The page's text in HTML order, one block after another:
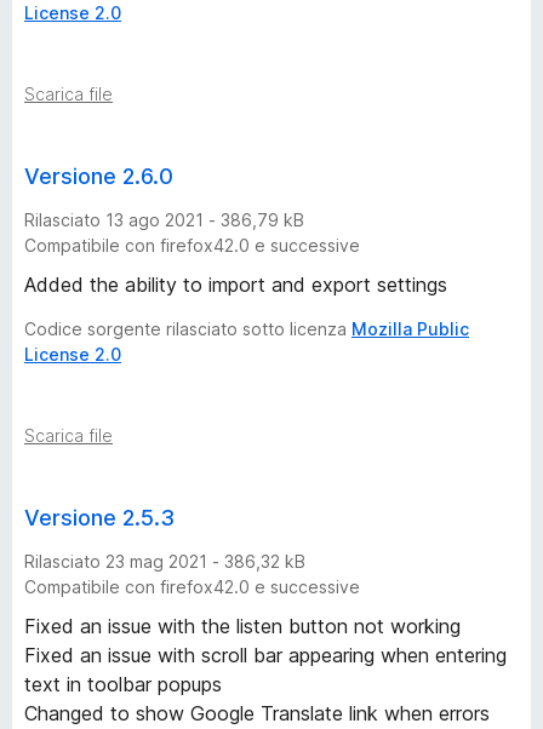
License 2.0
Scarica file
Versione 2.6.0
Rilasciato 13 ago 2021 - 386,79 kB
Compatibile con firefox42.0 e successive
Added the ability to import and export settings
Codice sorgente rilasciato sotto licenza Mozilla Public
License 2.0
Scarica file
Versione 2.5.3
Rilasciato 23 mag 2021 - 386,32 kB
Compatibile con firefox42.0 e successive
Fixed an issue with the listen button not working
Fixed an issue with scroll bar appearing when entering
text in toolbar popups
Changed to show Google Translate link when errors